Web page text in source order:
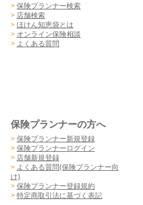
> 保険プランナー検索
> 店舗検索
> ほけん知恵袋とは
> オンライン保険相談
> よくある質問
保険プランナーの方へ
> 保険プランナー新規登録
> 保険プランナーログイン
> 店舗新規登録
> よくある質問(保険プランナー向
け)
> 保険プランナー登録規約
> 特定商取引法に基づく表記